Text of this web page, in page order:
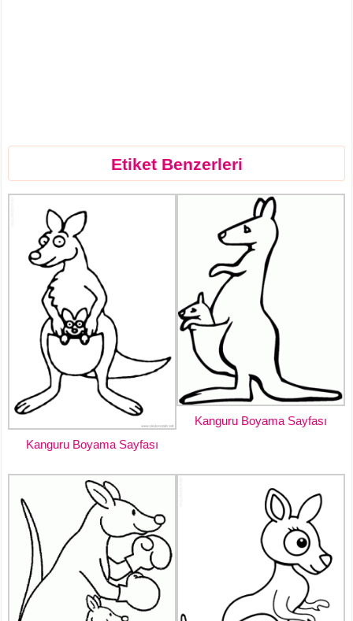
Etiket Benzerleri
Kanguru Boyama Sayfası
Kanguru Boyama Sayfası